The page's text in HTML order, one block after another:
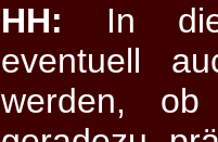
HH: In
eventuell
werden,